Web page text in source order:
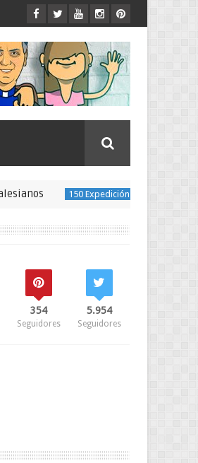
150 Expedición Misionera
354
Seguidores
5.954
Seguidores